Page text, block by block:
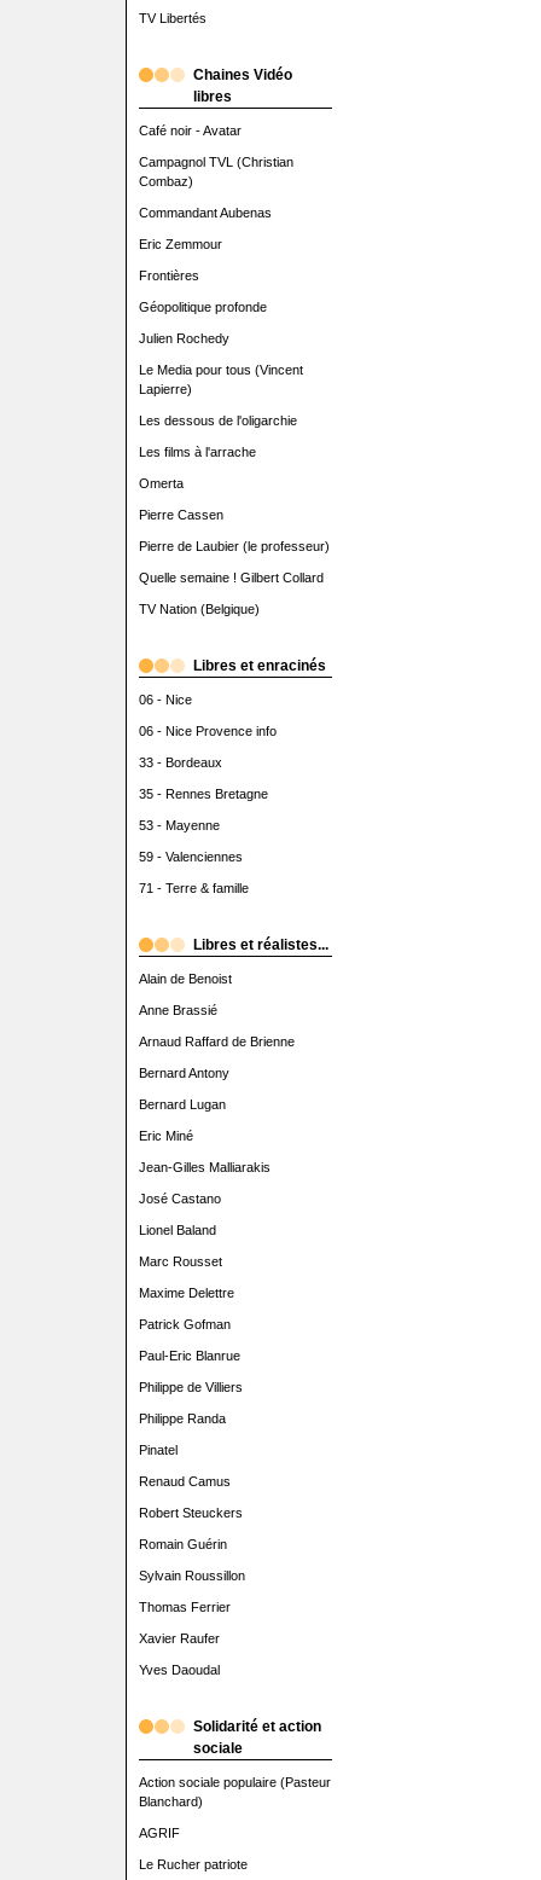
TV Libertés
Chaines Vidéo
libres
Café noir - Avatar
Campagnol TVL (Christian
Combaz)
Commandant Aubenas
Eric Zemmour
Frontières
Géopolitique profonde
Julien Rochedy
Le Media pour tous (Vincent
Lapierre)
Les dessous de l'oligarchie
Les films à l'arrache
Omerta
Pierre Cassen
Pierre de Laubier (le professeur)
Quelle semaine ! Gilbert Collard
TV Nation (Belgique)
Libres et enracinés
06 - Nice
06 - Nice Provence info
33 - Bordeaux
35 - Rennes Bretagne
53 - Mayenne
59 - Valenciennes
71 - Terre & famille
Libres et réalistes...
Alain de Benoist
Anne Brassié
Arnaud Raffard de Brienne
Bernard Antony
Bernard Lugan
Eric Miné
Jean-Gilles Malliarakis
José Castano
Lionel Baland
Marc Rousset
Maxime Delettre
Patrick Gofman
Paul-Eric Blanrue
Philippe de Villiers
Philippe Randa
Pinatel
Renaud Camus
Robert Steuckers
Romain Guérin
Sylvain Roussillon
Thomas Ferrier
Xavier Raufer
Yves Daoudal
Solidarité et action
sociale
Action sociale populaire (Pasteur
Blanchard)
AGRIF
Le Rucher patriote